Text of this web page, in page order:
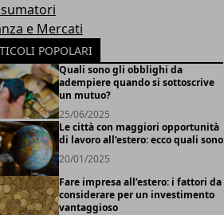
e Mercati
POPOLARI
Quali sono gli obblighi da
adempiere quando si sottoscrive
un mutuo?
25/06/2025
Le città con maggiori opportunità
di lavoro all’estero: ecco quali sono
20/01/2025
Fare impresa all’estero: i fattori da
considerare per un investimento
vantaggioso